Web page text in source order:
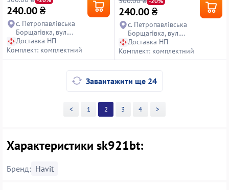
240.00₴
с. Петропавлівська
Борщагівка, вул.
Петропавлівська, 14
Доставка НП
Комплект: комплектний
240.00₴
с. Петропавлівська
Борщагівка, вул.
Петропавлівська, 14
Доставка НП
Комплект: комплектний
Завантажити ще 24
< 1 2 3 4 >
Характеристики sk921bt:
Бренд: Havit